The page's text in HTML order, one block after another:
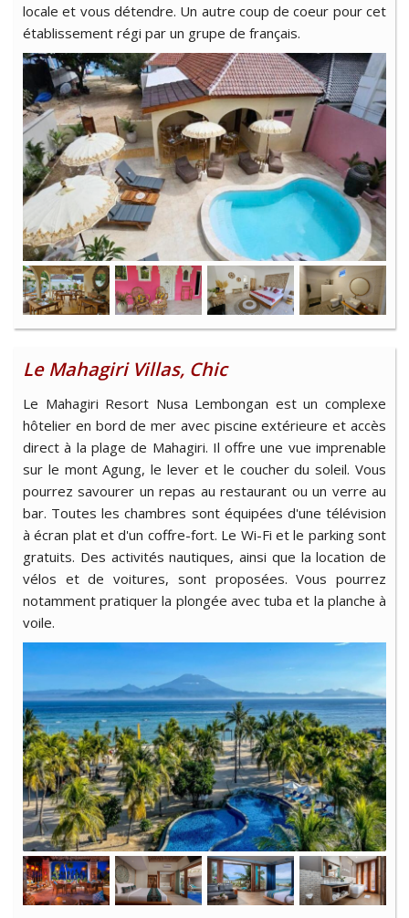
locale et vous détendre. Un autre coup de coeur pour cet
établissement régi par un grupe de français.
Le Mahagiri Villas, Chic
Le Mahagiri Resort Nusa Lembongan est un complexe
hôtelier en bord de mer avec piscine extérieure et accès
direct à la plage de Mahagiri. Il offre une vue imprenable
sur le mont Agung, le lever et le coucher du soleil. Vous
pourrez savourer un repas au restaurant ou un verre au
bar. Toutes les chambres sont équipées d'une télévision
à écran plat et d'un coffre-fort. Le Wi-Fi et le parking sont
gratuits. Des activités nautiques, ainsi que la location de
vélos et de voitures, sont proposées. Vous pourrez
notamment pratiquer la plongée avec tuba et la planche à
voile.